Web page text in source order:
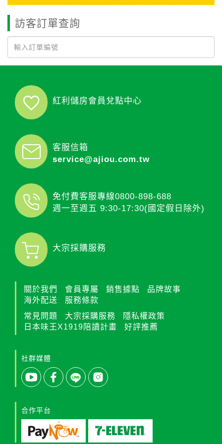
訪客訂單查詢
紅利儲房會員兌點中心
客服信箱
service@ajiou.com.tw
免付費客服專線0800-898-688
週一至週五 9:30-17:30(國定假日除外)
大宗採購服務
關於我們 會員專屬 銷售據點
品牌故事
海外配送
服務條款
常見問題
大宗採購服務
隱私權政策
日本味王X1919陪讀計畫
好評推薦
社群媒體
合作平台